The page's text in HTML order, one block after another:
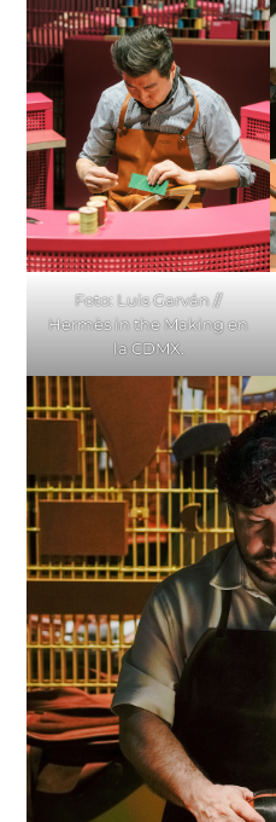
Foto: Luis Garván //
Hermès in the Making en
la CDMX.